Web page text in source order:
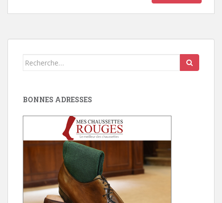
Search
BONNES ADRESSES